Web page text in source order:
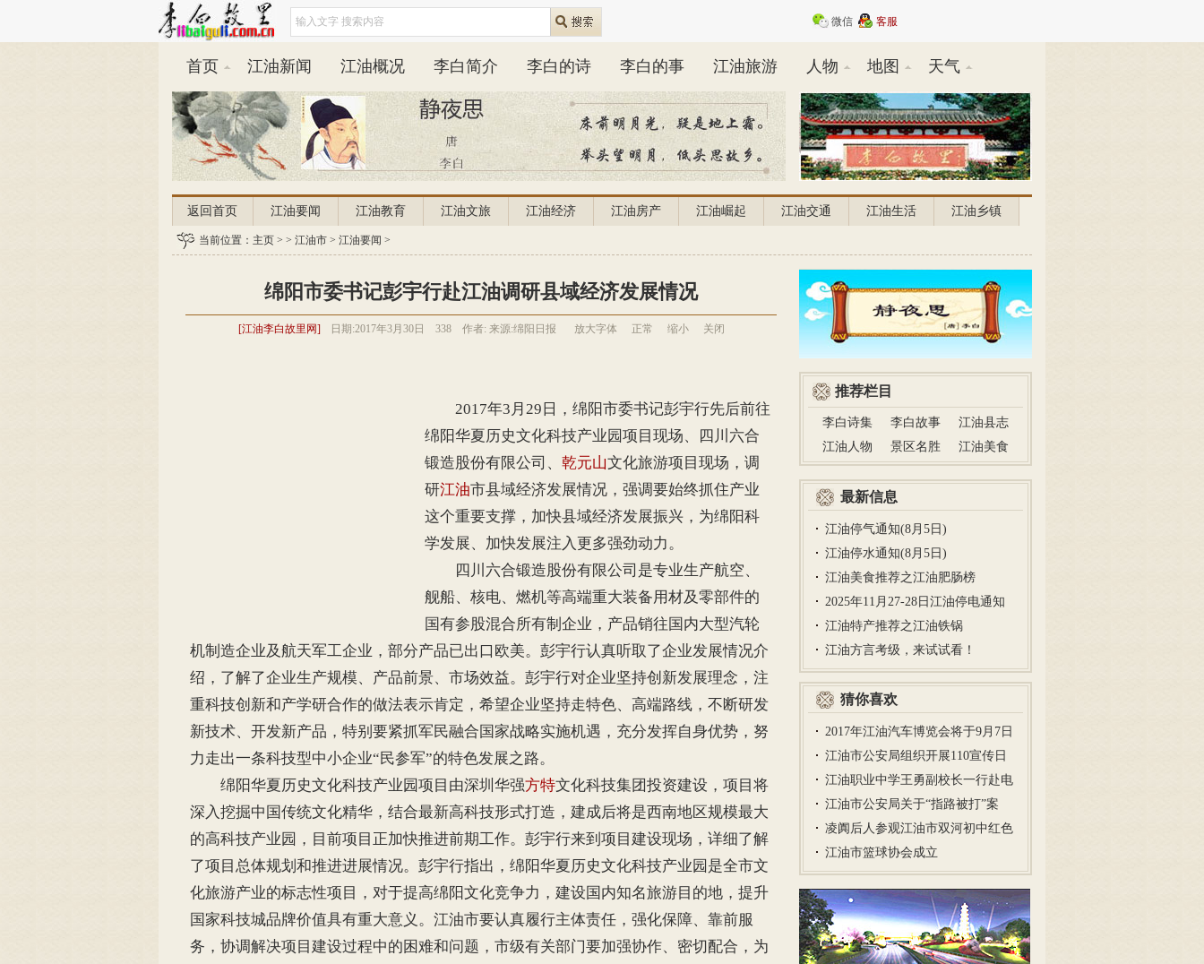
微信 客服
首页 江油新闻 江油概况 李白简介 李白的诗 李白的事 江油旅游 人物 地图 天气
返回首页 江油要闻 江油教育 江油文旅 江油经济 江油房产 江油崛起 江油交通 江油生活 江油乡镇
平安江油 江油天气
当前位置： 主页 > > 江油市 > 江油要闻 >
绵阳市委书记彭宇行赴江油调研县域经济发展情况
[江油李白故里网] 日期:2017年3月30日 338 作者: 来源:绵阳日报 放大字体 正常 缩小 关闭
2017年3月29日，绵阳市委书记彭宇行先后前往
绵阳华夏历史文化科技产业园项目现场、四川六合
锻造股份有限公司、 乾元山文化旅游项目现场，调
研江油市县域经济发展情况，强调要始终抓住产业
这个重要支撑，加快县域经济发展振兴，为绵阳科
学发展、加快发展注入更多强劲动力。
四川六合锻造股份有限公司是专业生产航空、
舰船、核电、燃机等高端重大装备用材及零部件的
国有参股混合所有制企业，产品销往国内大型汽轮
机制造企业及航天军工企业，部分产品已出口欧美。彭宇行认真听取了企业发展情况介
绍，了解了企业生产规模、产品前景、市场效益。彭宇行对企业坚持创新发展理念，注
重科技创新和产学研合作的做法表示肯定，希望企业坚持走特色、高端路线，不断研发
新技术、开发新产品，特别要紧抓军民融合国家战略实施机遇，充分发挥自身优势，努
力走出一条科技型中小企业“民参军”的特色发展之路。
绵阳华夏历史文化科技产业园项目由深圳华强方特文化科技集团投资建设，项目将
深入挖掘中国传统文化精华，结合最新高科技形式打造，建成后将是西南地区规模最大
的高科技产业园，目前项目正加快推进前期工作。彭宇行来到项目建设现场，详细了解
了项目总体规划和推进进展情况。彭宇行指出，绵阳华夏历史文化科技产业园是全市文
化旅游产业的标志性项目，对于提高绵阳文化竞争力，建设国内知名旅游目的地，提升
国家科技城品牌价值具有重大意义。江油市要认真履行主体责任，强化保障、靠前服
务，协调解决项目建设过程中的困难和问题，市级有关部门要加强协作、密切配合，为
推荐栏目
李白诗集 李白故事
江油县志
江油人物
景区名胜 江油美食
最新信息
江油停气通知(8月5日)
江油停水通知(8月5日)
江油美食推荐之江油肥肠榜
2025年11月27-28日江油停电通知
江油特产推荐之江油铁锅
江油方言考级，来试试看！
猜你喜欢
2017年江油汽车博览会将于9月7日
在…
江油市公安局组织开展110宣传日
活…
江油职业中学王勇副校长一行赴电
子…
江油市公安局关于“指路被打”案
件…
凌阗后人参观江油市双河初中红色
文…
江油市篮球协会成立